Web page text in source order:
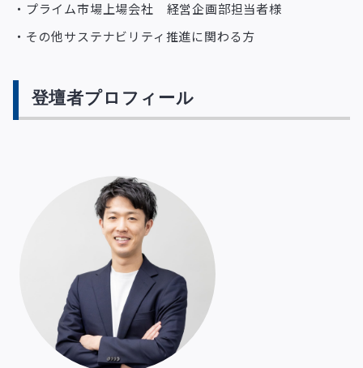
・プライム市場上場会社 経営企画部担当者様
・その他サステナビリティ推進に関わる方
登壇者プロフィール